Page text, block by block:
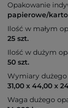
Opakowanie
papierowe/
Ilość w małym
25 szt.
Ilość w dużym
50 szt.
Wymiary
31,00 x 44,00 x
Waga dużego